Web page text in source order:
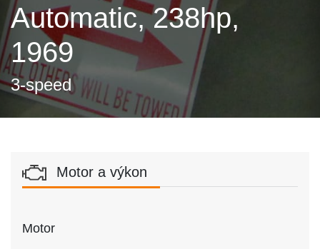
Automatic, 238hp,
1969
3-speed
Motor a výkon
Motor